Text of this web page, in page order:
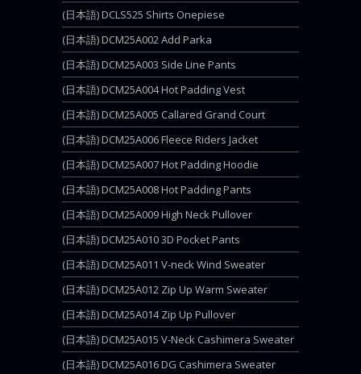
(日本語) DCLS525 Shirts Onepiese
(日本語) DCM25A002 Add Parka
(日本語) DCM25A003 Side Line Pants
(日本語) DCM25A004 Hot Padding Vest
(日本語) DCM25A005 Callared Grand Court
(日本語) DCM25A006 Fleece Riders Jacket
(日本語) DCM25A007 Hot Padding Hoodie
(日本語) DCM25A008 Hot Padding Pants
(日本語) DCM25A009 High Neck Pullover
(日本語) DCM25A010 3D Pocket Pants
(日本語) DCM25A011 V-neck Wind Sweater
(日本語) DCM25A012 Zip Up Warm Sweater
(日本語) DCM25A014 Zip Up Pullover
(日本語) DCM25A015 V-Neck Cashimera Sweater
(日本語) DCM25A016 DG Cashimera Sweater